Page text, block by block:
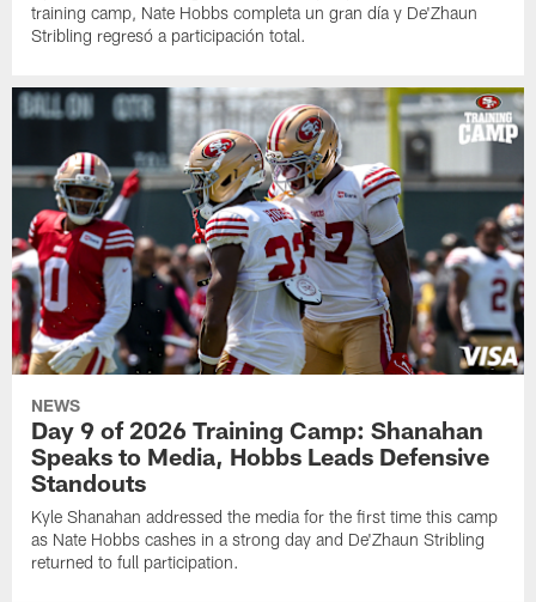
training camp, Nate Hobbs completa un gran día y De'Zhaun
Stribling regresó a participación total.
NEWS
Day 9 of 2026 Training Camp: Shanahan
Speaks to Media, Hobbs Leads Defensive
Standouts
Kyle Shanahan addressed the media for the first time this camp
as Nate Hobbs cashes in a strong day and De'Zhaun Stribling
returned to full participation.